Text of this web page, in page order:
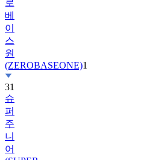
이
스
원
(ZEROBASEONE)
31
슈
퍼
주
니
어
(SUPER
JUNIOR)